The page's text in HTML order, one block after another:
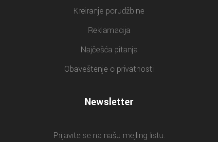
Kreiranje porudžbine
Reklamacija
Najčešća pitanja
Obaveštenje o privatnosti
Newsletter
Prijavite se na našu mejling listu.